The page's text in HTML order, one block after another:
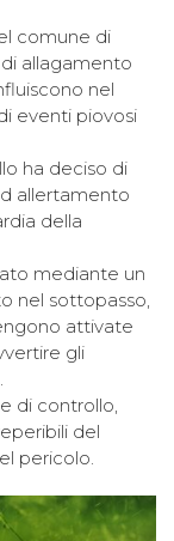
comune di
allagamento
nel
eventi piovosi
ha deciso di
allertamento
della
mediante un
nel sottopasso,
attivate
gli
di controllo,
del
pericolo.